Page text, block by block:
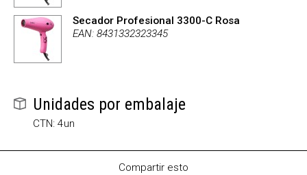
Secador Profesional 3300-C Rosa
EAN: 8431332323345
Unidades por embalaje
CTN: 4un
Compartir esto